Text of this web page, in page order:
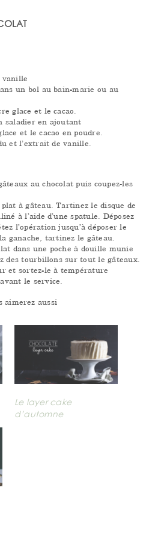
vanille
un bol au bain-marie ou au
glace et le cacao.
saladier en ajoutant
et le cacao en poudre.
et l’extrait de vanille.
au chocolat puis coupez-les
à gâteau. Tartinez le disque de
à l’aide d’une spatule. Déposez
l’opération jusqu’à déposer le
ganache, tartinez le gâteau.
dans une poche à douille munie
des tourbillons sur tout le gâteaux.
et sortez-le à température
le service.
aimerez aussi
Le layer cake
d’automne